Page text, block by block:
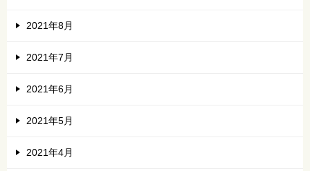
2021年8月
2021年7月
2021年6月
2021年5月
2021年4月